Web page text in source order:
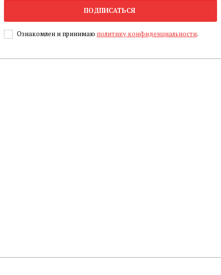
ПОДПИСАТЬСЯ
Ознакомлен и принимаю политику конфиденциальности.